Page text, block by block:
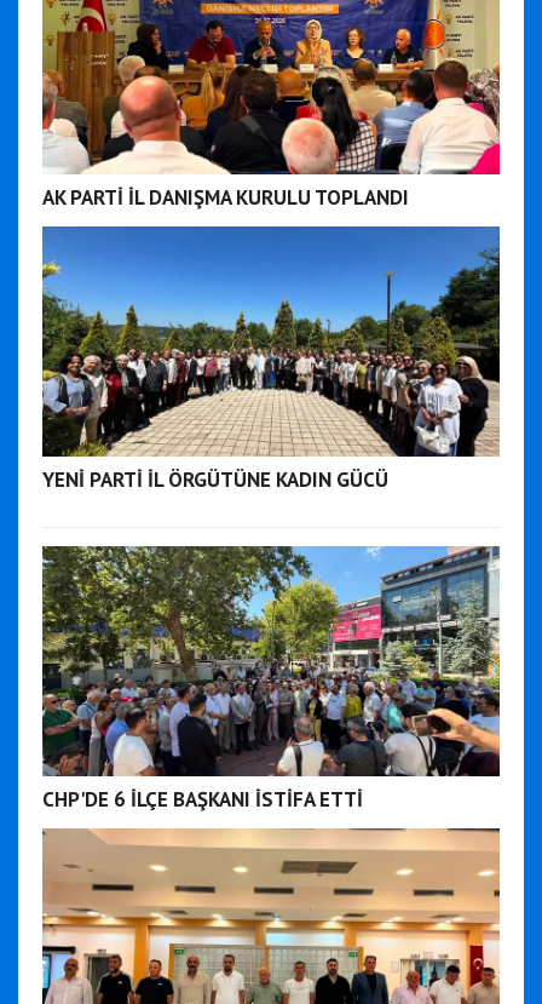
AK PARTİ İL DANIŞMA KURULU TOPLANDI
YENİ PARTİ İL ÖRGÜTÜNE KADIN GÜCÜ
CHP'DE 6 İLÇE BAŞKANI İSTİFA ETTİ